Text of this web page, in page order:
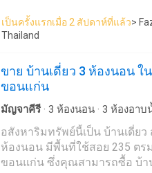
ทำให้สามารถออกแบบพื้นที่ตา
อิสระ ไม่ว่าจะเป็น สวนสวยสำหรับพักผ่อน ปลูกต้นไม้
ใหญ่ ทำสวนผักปลอดสาร เลี้ยงสุนัข
และยังเดินทางเข้าเมืองได้ง่าย
น่าสนใจ ทำเลบ้านหัวถนน ตำบล
ขอนแก่น จังหวัดขอนแก่นเดินทา
จอมพล โรงพยาบาลขอนแก่น
เทคโนโลยีราชมงคลอีสาน วิทยาเ
สำหรับ ครอบครัวที่ต้องการพื้นที่สวน ผู้รักธรรมชาติ
สำหรับผู้ที่มองหาบ้านที่สะท้อ
การอยู่อาศัยในระยะยาวตั้งอยู่
ตำบลในเมือง อำเภอเมือง จังหวัด
พยาบาลขอนแก่นและแหล่งอำ
ใจกลางเมือง รายละเอียดทรัพย์ บ้านเดี่ยว ที่ดิน 82.9
ตารางวา 3 ห้องนอน 3 ห้องน้ำ
นอน พร้อมห้องน้ำ พื้นที่ใช้สอยก
ธรรมชาติ บรรยากาศร่มรื่น เป็นส่วนตัว
บ้านบ้านหลังนี้ได้รับการออกแบ
Tropical ที่เน้นพื้นที่เปิดโล่ง เพด
เป็นครั้งแรกเมื่อ 2 สัปดาห์ที่แล้ว>
Thailand
ขาย บ้านเดี่ยว 3 ห้องนอน ใ
ขอนแก่น
มัญจาคีรี · 3 ห้องนอน · 3 ห้องอาบ
ลานระเบียง
อสังหาริมทรัพย์นี้เป็น บ้านเดี่ย
ห้องนอน มีพื้นที่ใช้สอย 235 ตรม
ขอนแก่น ซึ่งคุณสามารถซื้อ บ้า